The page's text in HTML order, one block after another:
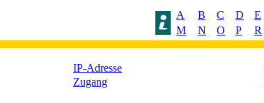
A B C D E
M
N O P R
IP-Adresse
Zugang